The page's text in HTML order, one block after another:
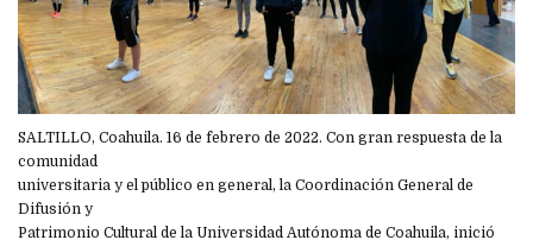
SALTILLO, Coahuila. 16 de febrero de 2022. Con gran respuesta de la
comunidad
universitaria y el público en general, la Coordinación General de
Difusión y
Patrimonio Cultural de la Universidad Autónoma de Coahuila, inició